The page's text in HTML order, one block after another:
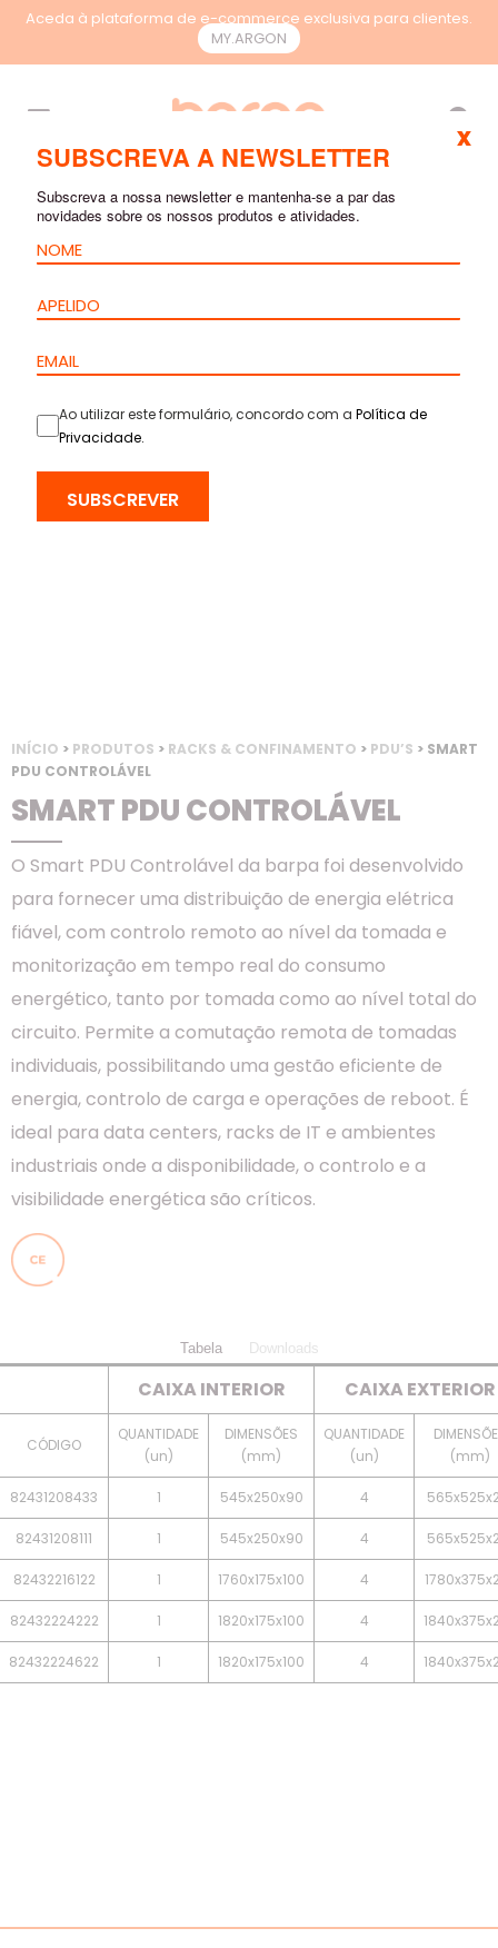
Aceda à plataforma de e-commerce exclusiva para clientes.
MY.ARGON
INÍCIO > PRODUTOS > RACKS & CONFINAMENTO > PDU’S > SMART
PDU CONTROLÁVEL
SMART PDU CONTROLÁVEL
O Smart PDU Controlável da barpa foi desenvolvido
para fornecer uma distribuição de energia elétrica
fiável, com controlo remoto ao nível da tomada e
monitorização em tempo real do consumo
energético, tanto por tomada como ao nível total do
circuito. Permite a comutação remota de tomadas
individuais, possibilitando uma gestão eficiente de
energia, controlo de carga e operações de reboot. É
ideal para data centers, racks de IT e ambientes
industriais onde a disponibilidade, o controlo e a
visibilidade energética são críticos.
Tabela Downloads
CAIXA INTERIOR CAIXA EXTERIOR
CÓDIGO
QUANTIDADE
(un)
DIMENSÕES
(mm)
QUANTIDADE
(un)
(mm)
82431208433 1 545x250x90 4
82431208111 1 545x250x90 4
82432216122 1 1760x175x100 4
82432224222 1 1820x175x100 4
82432224622 1 1820x175x100 4
SUBSCREVA A NEWSLETTER
Subscreva a nossa newsletter e mantenha-se a par das
novidades sobre os nossos produtos e atividades.
Ao utilizar este formulário, concordo com a Política de
Privacidade.
SUBSCREVER
x